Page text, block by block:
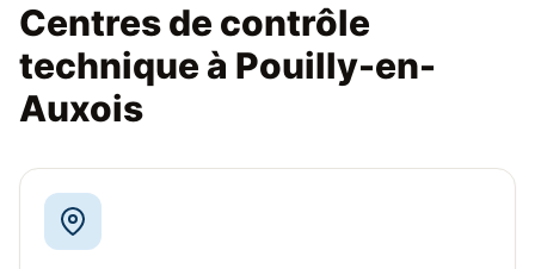
Centres de contrôle
technique à Pouilly-en-
Auxois